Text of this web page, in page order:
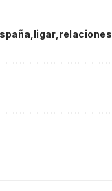
ligar relaciones